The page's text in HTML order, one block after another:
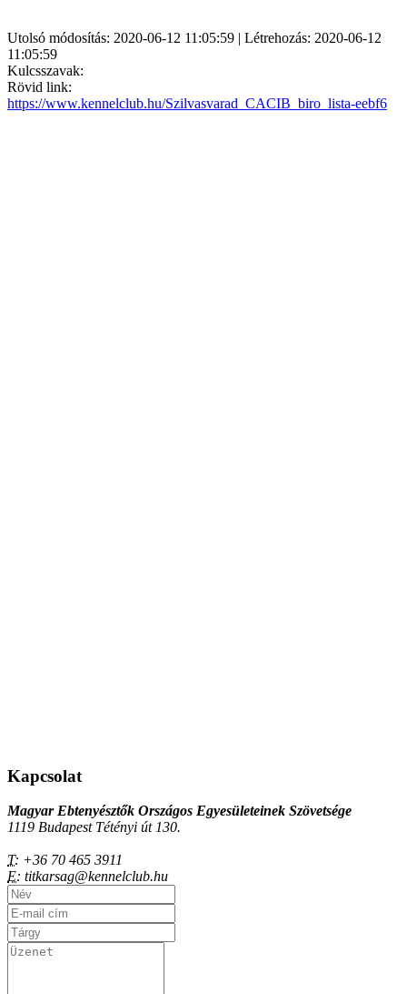
Utolsó módosítás: 2020-06-12 11:05:59 | Létrehozás: 2020-06-12
11:05:59
Kulcsszavak:
Rövid link:
https://www.kennelclub.hu/Szilvasvarad_CACIB_biro_lista-eebf6
Kapcsolat
Magyar Ebtenyésztők Országos Egyesületeinek Szövetsége
1119 Budapest Tétényi út 130.
T: +36 70 465 3911
E: titkarsag@kennelclub.hu